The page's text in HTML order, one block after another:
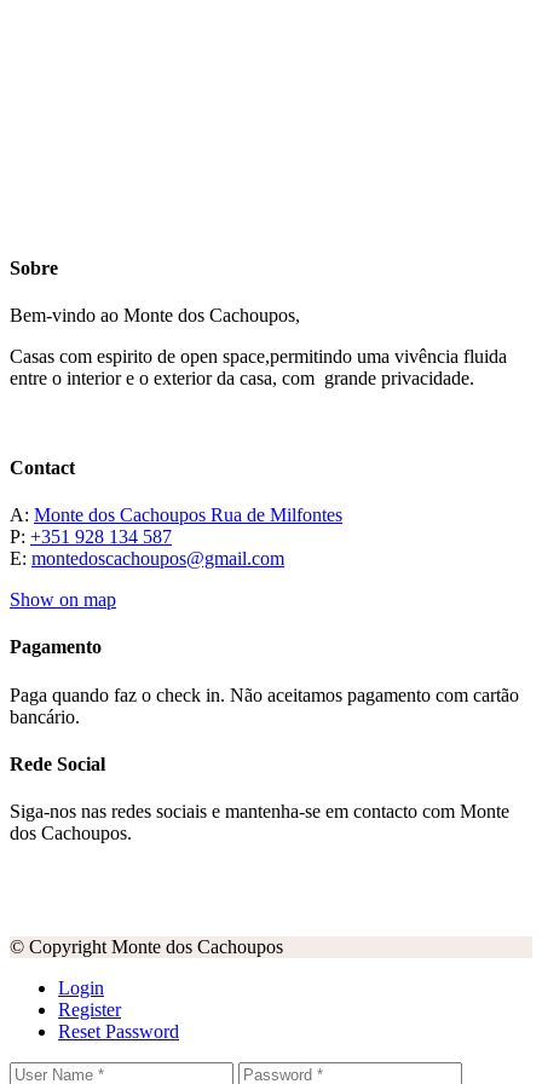
Sobre
Bem-vindo ao Monte dos Cachoupos,
Casas com espirito de open space,permitindo uma vivência fluida
entre o interior e o exterior da casa, com grande privacidade.
Contact
A: Monte dos Cachoupos Rua de Milfontes
P: +351 928 134 587
E: montedoscachoupos@gmail.com
Show on map
Pagamento
Paga quando faz o check in. Não aceitamos pagamento com cartão
bancário.
Rede Social
Siga-nos nas redes sociais e mantenha-se em contacto com Monte
dos Cachoupos.
© Copyright Monte dos Cachoupos
Login
Register
Reset Password